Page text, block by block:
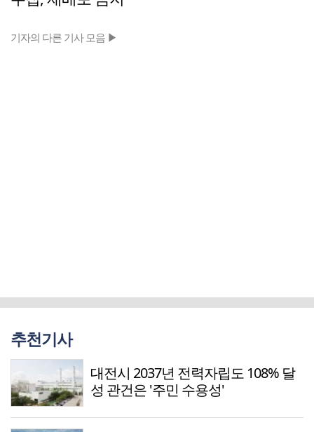
기자의 다른 기사 모음 ▶
추천기사
대전시 2037년 전력자립도 108% 달
성 관건은 '주민 수용성'